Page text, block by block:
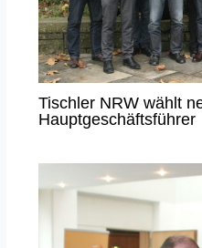
Tischler NRW wählt
Hauptgeschäftsführer